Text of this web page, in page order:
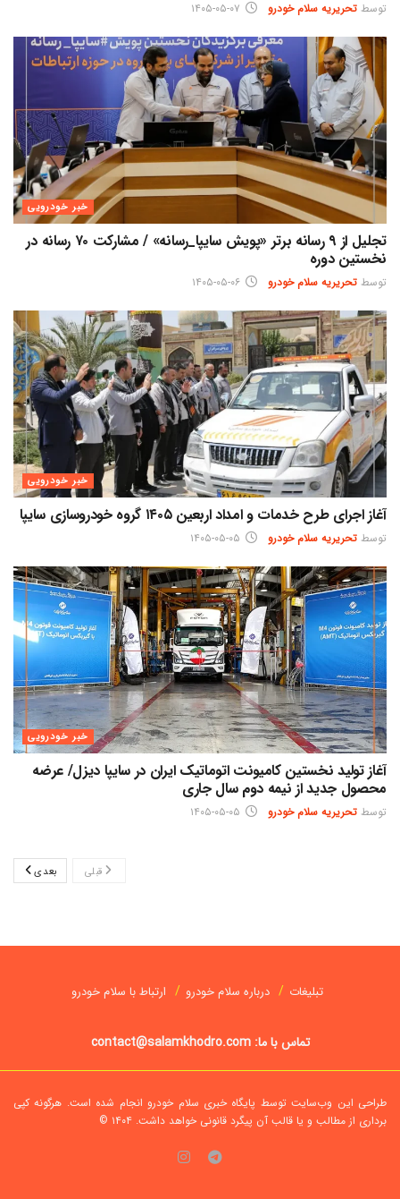
توسط تحریریه سلام خودرو
خبر خودرویی
تجلیل از ۹ رسانه برتر «پویش سایپا_رسانه» / مشارکت ۷۰ رسانه در
نخستین دوره
توسط تحریریه سلام خودرو
خبر خودرویی
آغاز اجرای طرح خدمات و امداد اربعین ۱۴۰۵ گروه خودروسازی سایپا
توسط تحریریه سلام خودرو
خبر خودرویی
آغاز تولید نخستین کامیونت اتوماتیک ایران در سایپا دیزل/ عرضه
محصول جدید از نیمه دوم سال جاری
توسط تحریریه سلام خودرو
قبلی بعدی
تبلیغات درباره سلام خودرو ارتباط با سلام خودرو
تماس با ما: contact@salamkhodro.com
طراحی این وب‌سایت توسط پایگاه خبری سلام خودرو انجام شده است. هرگونه کپی
برداری از مطالب و یا قالب آن پیگرد قانونی خواهد داشت. ۱۴۰۴ ©